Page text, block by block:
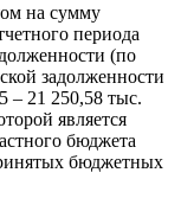
на сумму
периода
(по
задолженности
– 21 250,58 тыс.
является
бюджета
бюджетных